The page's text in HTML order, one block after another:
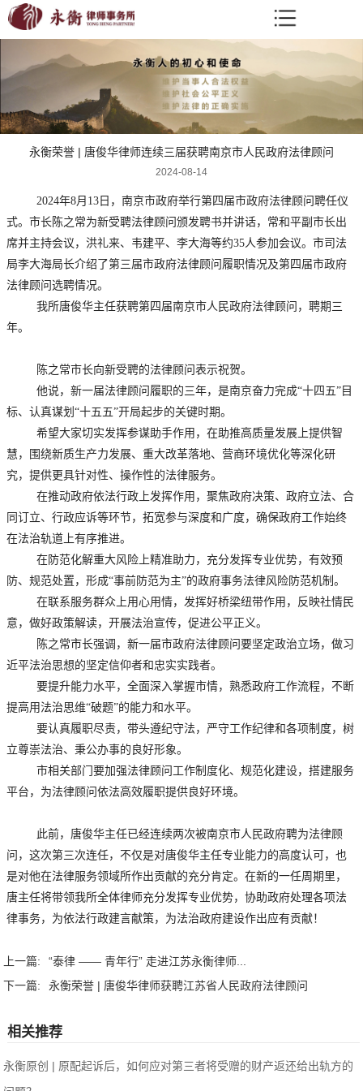
永衡荣誉 | 唐俊华律师连续三届获聘南京市人民政府法律顾问
2024-08-14
2024年8月13日，南京市政府举行第四届市政府法律顾问聘任仪
式。市长陈之常为新受聘法律顾问颁发聘书并讲话，常和平副市长出
席并主持会议，洪礼来、韦建平、李大海等约35人参加会议。市司法
局李大海局长介绍了第三届市政府法律顾问履职情况及第四届市政府
法律顾问选聘情况。
我所唐俊华主任获聘第四届南京市人民政府法律顾问，聘期三
年。
陈之常市长向新受聘的法律顾问表示祝贺。
他说，新一届法律顾问履职的三年，是南京奋力完成“十四五”目
标、认真谋划“十五五”开局起步的关键时期。
希望大家切实发挥参谋助手作用，在助推高质量发展上提供智
慧，围绕新质生产力发展、重大改革落地、营商环境优化等深化研
究，提供更具针对性、操作性的法律服务。
在推动政府依法行政上发挥作用，聚焦政府决策、政府立法、合
同订立、行政应诉等环节，拓宽参与深度和广度，确保政府工作始终
在法治轨道上有序推进。
在防范化解重大风险上精准助力，充分发挥专业优势，有效预
防、规范处置，形成“事前防范为主”的政府事务法律风险防范机制。
在联系服务群众上用心用情，发挥好桥梁纽带作用，反映社情民
意，做好政策解读，开展法治宣传，促进公平正义。
陈之常市长强调，新一届市政府法律顾问要坚定政治立场，做习
近平法治思想的坚定信仰者和忠实实践者。
要提升能力水平，全面深入掌握市情，熟悉政府工作流程，不断
提高用法治思维“破题”的能力和水平。
要认真履职尽责，带头遵纪守法，严守工作纪律和各项制度，树
立尊崇法治、秉公办事的良好形象。
市相关部门要加强法律顾问工作制度化、规范化建设，搭建服务
平台，为法律顾问依法高效履职提供良好环境。
此前，唐俊华主任已经连续两次被南京市人民政府聘为法律顾
问，这次第三次连任，不仅是对唐俊华主任专业能力的高度认可，也
是对他在法律服务领域所作出贡献的充分肯定。在新的一任周期里，
唐主任将带领我所全体律师充分发挥专业优势，协助政府处理各项法
律事务，为依法行政建言献策，为法治政府建设作出应有贡献！
上一篇:
“泰律 —— 青年行” 走进江苏永衡律师...
下一篇:
永衡荣誉 | 唐俊华律师获聘江苏省人民政府法律顾问
相关推荐
永衡原创 | 原配起诉后，如何应对第三者将受赠的财产返还给出轨方的